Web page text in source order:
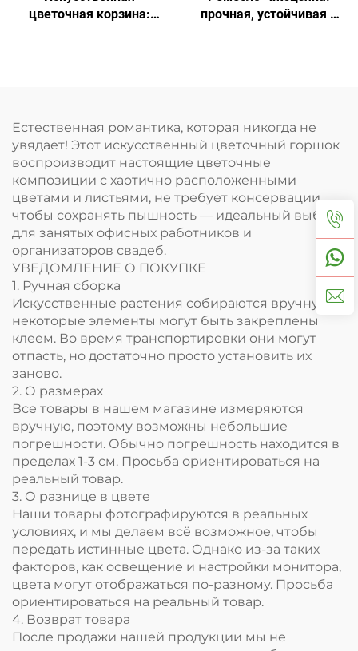
цветочная корзина:
прочная, устойчивая к
Естественная романтика, которая никогда не
увядает! Этот искусственный цветочный горшок
воспроизводит настоящие цветочные
композиции с хаотично расположенными
цветами и листьями, не требует консервации,
чтобы сохранять пышность — идеальный выбор
для занятых офисных работников и
организаторов свадеб.
УВЕДОМЛЕНИЕ О ПОКУПКЕ
1. Ручная сборка
Искусственные растения собираются вручную, и
некоторые элементы могут быть закреплены
клеем. Во время транспортировки они могут
отпасть, но достаточно просто установить их
заново.
2. О размерах
Все товары в нашем магазине измеряются
вручную, поэтому возможны небольшие
погрешности. Обычно погрешность находится в
пределах 1-3 см. Просьба ориентироваться на
реальный товар.
3. О разнице в цвете
Наши товары фотографируются в реальных
условиях, и мы делаем всё возможное, чтобы
передать истинные цвета. Однако из-за таких
факторов, как освещение и настройки монитора,
цвета могут отображаться по-разному. Просьба
ориентироваться на реальный товар.
4. Возврат товара
После продажи нашей продукции мы не